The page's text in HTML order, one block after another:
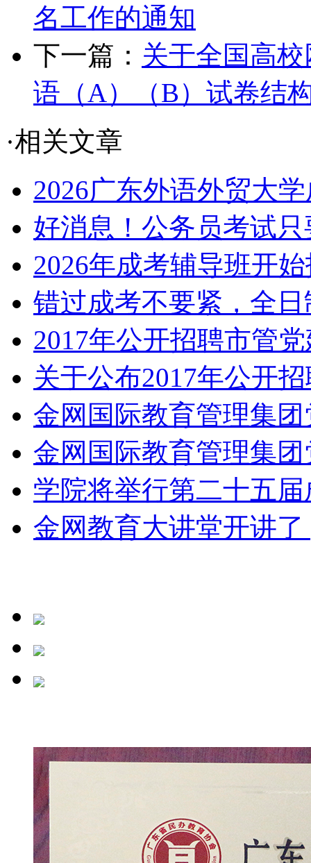
名工作的通知
下一篇： 关于全国高
语（A）（B）试卷结
·相关文章
2026广东外语外贸大
好消息！公务员考试
2026年成考辅导班开
错过成考不要紧，全
2017年公开招聘市管
关于公布2017年公开
金网国际教育管理集
金网国际教育管理集
学院将举行第二十五
金网教育大讲堂开讲